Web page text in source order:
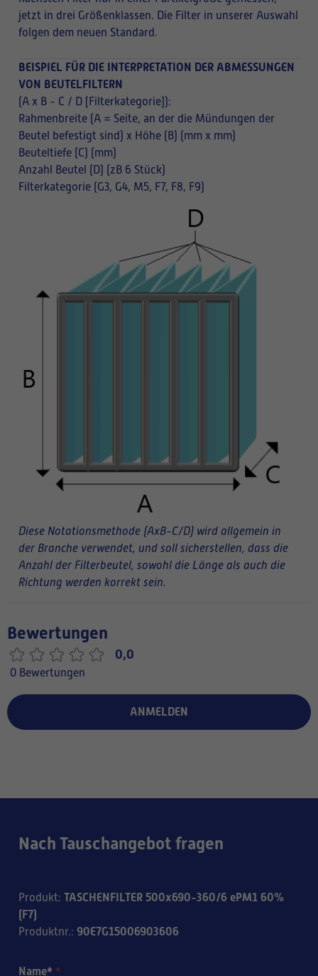
jetzt in drei Größenklassen. Die Filter in unserer Auswahl
folgen dem neuen Standard.
BEISPIEL FÜR DIE INTERPRETATION DER ABMESSUNGEN
VON BEUTELFILTERN
(A x B - C / D [Filterkategorie]):
Rahmenbreite (A = Seite, an der die Mündungen der
Beutel befestigt sind) x Höhe (B) (mm x mm)
Beuteltiefe (C) (mm)
Anzahl Beutel (D) (zB 6 Stück)
Filterkategorie (G3, G4, M5, F7, F8, F9)
Diese Notationsmethode (AxB-C/D) wird allgemein in
der Branche verwendet, und soll sicherstellen, dass die
Anzahl der Filterbeutel, sowohl die Länge als auch die
Richtung werden korrekt sein.
Bewertungen
0,0
0 Bewertungen
ANMELDEN
Nach Tauschangebot fragen
Produkt: TASCHENFILTER 500x690-360/6 ePM1 60%
(F7)
Produktnr.: 90E7G15006903606
Name* *